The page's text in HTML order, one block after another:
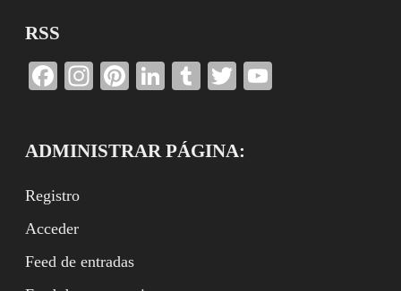
RSS
Facebook
Instagram
Pinterest
LinkedIn
TumblrTwitter
ADMINISTRAR PÁGINA:
Registro
Acceder
Feed de entradas